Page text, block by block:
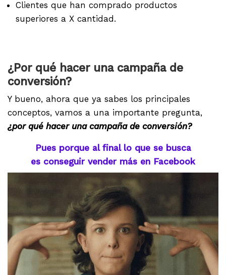
Clientes que han comprado productos
superiores a X cantidad.
¿Por qué hacer una campaña de
conversión?
Y bueno, ahora que ya sabes los principales
conceptos, vamos a una importante pregunta,
¿por qué hacer una campaña de conversión?
Pues porque al final lo que se busca
es conseguir vender más en Facebook